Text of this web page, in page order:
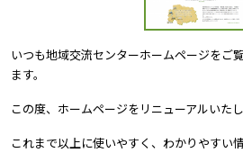
いつも地域交流センターホームページをご
ます。
この度、ホームページをリニューアルいたし
これまで以上に使いやすく、わかりやすい